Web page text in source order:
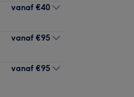
vanaf €40
vanaf €95
vanaf €95